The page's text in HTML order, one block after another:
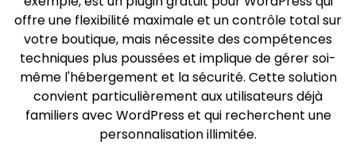
offre une flexibilité maximale et un contrôle total sur
votre boutique, mais nécessite des compétences
techniques plus poussées et implique de gérer soi-
même l'hébergement et la sécurité. Cette solution
convient particulièrement aux utilisateurs déjà
familiers avec WordPress et qui recherchent une
personnalisation illimitée.